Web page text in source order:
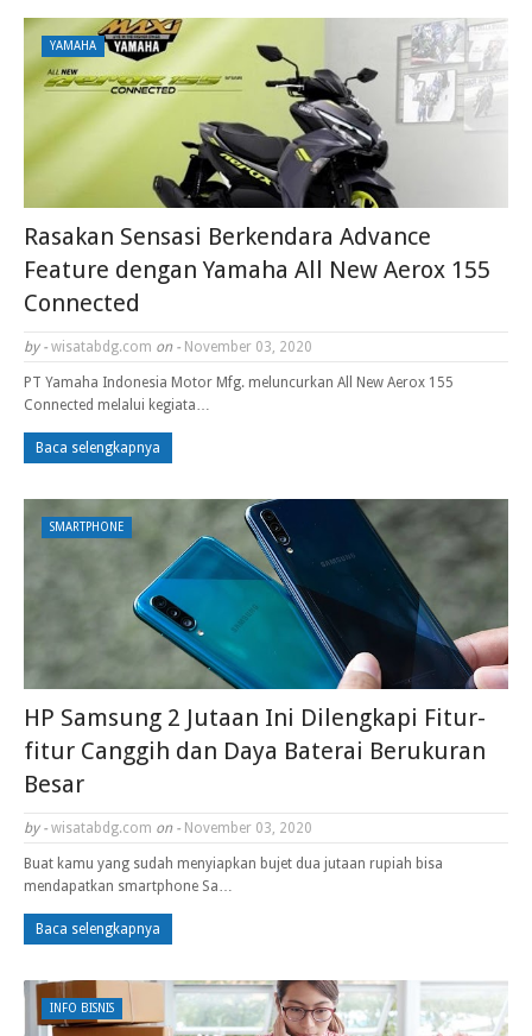
YAMAHA
Rasakan Sensasi Berkendara Advance
Feature dengan Yamaha All New Aerox 155
Connected
by - wisatabdg.com on - November 03, 2020
PT Yamaha Indonesia Motor Mfg. meluncurkan All New Aerox 155
Connected melalui kegiata…
Baca selengkapnya
SMARTPHONE
HP Samsung 2 Jutaan Ini Dilengkapi Fitur-
fitur Canggih dan Daya Baterai Berukuran
Besar
by - wisatabdg.com on - November 03, 2020
Buat kamu yang sudah menyiapkan bujet dua jutaan rupiah bisa
mendapatkan smartphone Sa…
Baca selengkapnya
INFO BISNIS